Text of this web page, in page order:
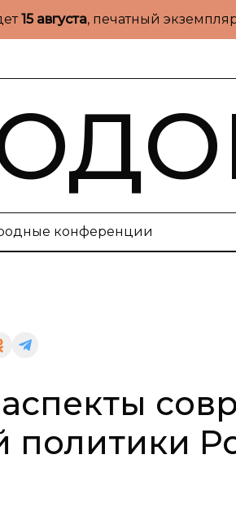
15 августа, печатный
конференции
политики